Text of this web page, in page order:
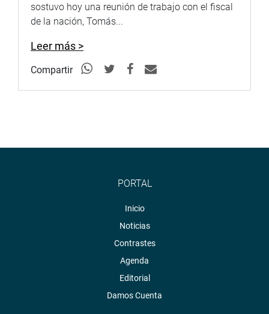
sostuvo hoy una reunión de trabajo con el fiscal
de la nación, Tomás...
Leer más >
Compartir
PORTAL
Inicio
Noticias
Contrastes
Agenda
Editorial
Damos Cuenta